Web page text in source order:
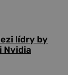
lídry by
Nvidia